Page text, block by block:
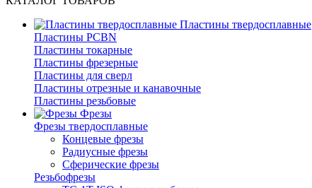
Пластины твердосплавные
Пластины PCBN
Пластины токарные
Пластины фрезерные
Пластины для сверл
Пластины отрезные и канавочные
Пластины резьбовые
Фрезы
Фрезы твердосплавные
Концевые фрезы
Радиусные фрезы
Сферические фрезы
Резьбофрезы